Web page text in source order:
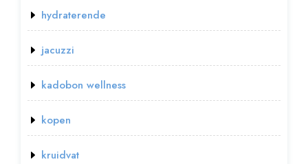
hydraterende
jacuzzi
kadobon wellness
kopen
kruidvat